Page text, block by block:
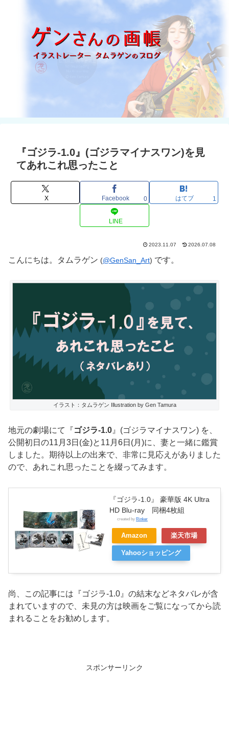
『ゴジラ-1.0』(ゴジラマイナスワン)を見
てあれこれ思ったこと
X Facebook 0 はてブ 1
LINE
2023.11.07 2026.07.08
こんにちは。タムラゲン (@GenSan_Art) です。
イラスト：タムラゲン Illustration by Gen Tamura
地元の劇場にて『ゴジラ-1.0 』(ゴジラマイナスワン) を、
公開初日の11月3日(金)と11月6日(月)に、妻と一緒に鑑賞
しました。期待以上の出来で、非常に見応えがありました
ので、あれこれ思ったことを綴ってみます。
『ゴジラ-1.0』 豪華版 4K Ultra
HD Blu-ray 同梱4枚組
created by Rinker
Amazon 楽天市場
Yahooショッピング
尚、この記事には『ゴジラ-1.0』の結末などネタバレが含
まれていますので、未見の方は映画をご覧になってから読
まれることをお勧めします。
スポンサーリンク